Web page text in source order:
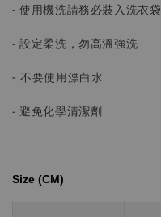
- 使用機洗請務必裝入洗衣袋
- 設定柔洗，勿高溫強洗
-不要使用漂白水
- 避免化學清潔劑
Size (CM)⁡⁡